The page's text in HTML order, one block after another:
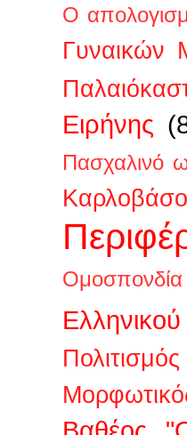
Ο
Γυναικών
Ειρήνης
Πασχαλινό